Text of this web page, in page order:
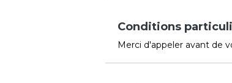
Conditions
Merci d'appeler avant de